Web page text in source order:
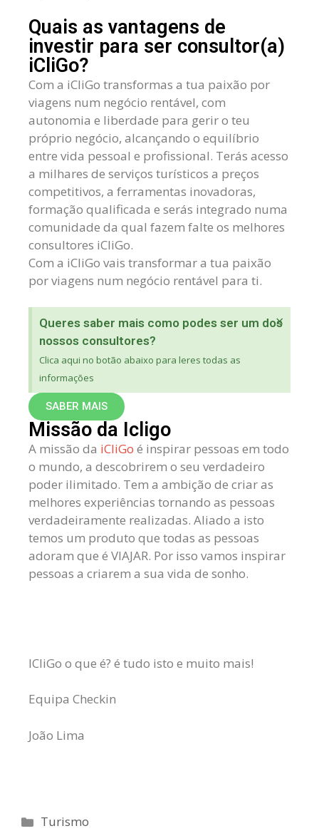
Quais as vantagens de
investir para ser consultor(a)
iCliGo?
Com a iCliGo transformas a tua paixão por
viagens num negócio rentável, com
autonomia e liberdade para gerir o teu
próprio negócio, alcançando o equilíbrio
entre vida pessoal e profissional. Terás acesso
a milhares de serviços turísticos a preços
competitivos, a ferramentas inovadoras,
formação qualificada e serás integrado numa
comunidade da qual fazem falte os melhores
consultores iCliGo.
Com a iCliGo vais transformar a tua paixão
por viagens num negócio rentável para ti.
Queres saber mais como podes ser um dos
nossos consultores?
Clica aqui no botão abaixo para leres todas as
informações
×
SABER MAIS
Missão da Icligo
A missão da iCliGo é inspirar pessoas em todo
o mundo, a descobrirem o seu verdadeiro
poder ilimitado. Tem a ambição de criar as
melhores experiências tornando as pessoas
verdadeiramente realizadas. Aliado a isto
temos um produto que todas as pessoas
adoram que é VIAJAR. Por isso vamos inspirar
pessoas a criarem a sua vida de sonho.
ICliGo o que é? é tudo isto e muito mais!
Equipa Checkin
João Lima
Turismo